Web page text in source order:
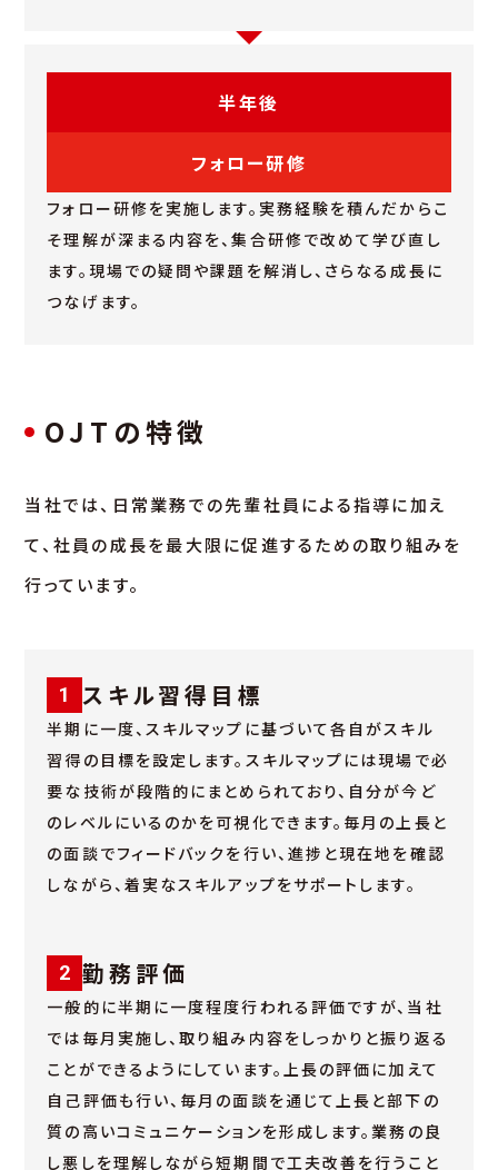
半年後
フォロー研修
フォロー研修を実施します。実務経験を積んだからこ
そ理解が深まる内容を、集合研修で改めて学び直し
ます。現場での疑問や課題を解消し、さらなる成長に
つなげます。
OJTの特徴
当社では、日常業務での先輩社員による指導に加え
て、社員の成長を最大限に促進するための取り組みを
行っています。
1 スキル習得目標
半期に一度、スキルマップに基づいて各自がスキル
習得の目標を設定します。スキルマップには現場で必
要な技術が段階的にまとめられており、自分が今ど
のレベルにいるのかを可視化できます。毎月の上長と
の面談でフィードバックを行い、進捗と現在地を確認
しながら、着実なスキルアップをサポートします。
2 勤務評価
一般的に半期に一度程度行われる評価ですが、当社
では毎月実施し、取り組み内容をしっかりと振り返る
ことができるようにしています。上長の評価に加えて
自己評価も行い、毎月の面談を通じて上長と部下の
質の高いコミュニケーションを形成します。業務の良
し悪しを理解しながら短期間で工夫改善を行うこと